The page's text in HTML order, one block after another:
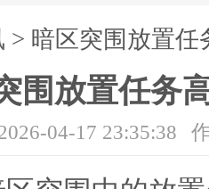
> 暗区突围放置
围放置任务
04-17 23:35:38